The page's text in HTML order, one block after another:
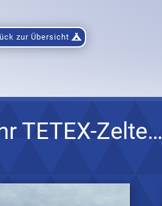
zur Übersicht
TETEX-Zelte…